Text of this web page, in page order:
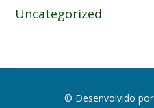
Uncategorized
© Desenvolvido por